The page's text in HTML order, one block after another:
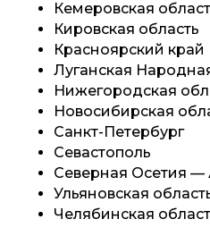
Кемеровская
Кировская область
Красноярский край
Луганская
Нижегородская
Новосибирская
Санкт-Петербург
Севастополь
Северная Осетия —
Ульяновская
Челябинская